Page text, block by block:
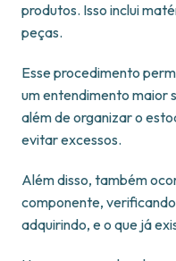
produtos. Isso inclui
peças.
Esse procedimento
um entendimento maior
além de organizar o
evitar excessos.
Além disso, também
componente,
adquirindo, e o que já